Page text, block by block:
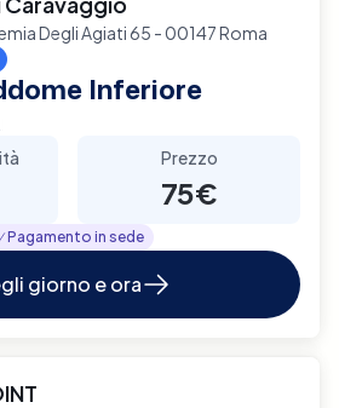
Degli Agiati 65 - 00147 Roma
Inferiore
Prezzo
75€
Pagamento in sede
giorno e ora